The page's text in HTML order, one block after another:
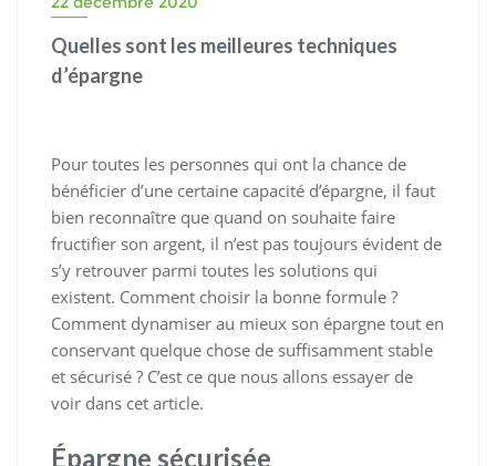
Quelles sont les meilleures techniques
d’épargne
Pour toutes les personnes qui ont la chance de
bénéficier d’une certaine capacité d’épargne, il faut
bien reconnaître que quand on souhaite faire
fructifier son argent, il n’est pas toujours évident de
s’y retrouver parmi toutes les solutions qui
existent. Comment choisir la bonne formule ?
Comment dynamiser au mieux son épargne tout en
conservant quelque chose de suffisamment stable
et sécurisé ? C’est ce que nous allons essayer de
voir dans cet article.
Épargne sécurisée